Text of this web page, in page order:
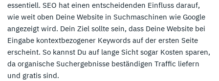
essentiell. SEO hat einen entscheidenden Einfluss darauf,
wie weit oben Deine Website in Suchmaschinen wie Google
angezeigt wird. Dein Ziel sollte sein, dass Deine Website bei
Eingabe kontextbezogener Keywords auf der ersten Seite
erscheint. So kannst Du auf lange Sicht sogar Kosten sparen,
da organische Suchergebnisse beständigen Traffic liefern
und gratis sind.